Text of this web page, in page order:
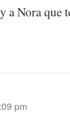
a Nora que
pm